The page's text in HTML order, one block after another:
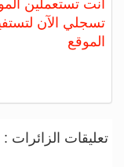
أنت تستعملين
تسجلي الآن
الموقع
تعليقات الزائرات :